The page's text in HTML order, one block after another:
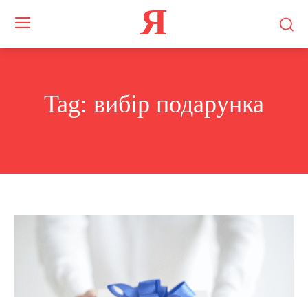
Я
Tag: вибір подарунка